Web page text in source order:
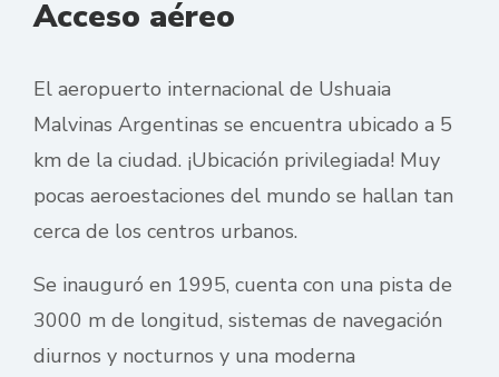
Acceso aéreo
El aeropuerto internacional de Ushuaia
Malvinas Argentinas se encuentra ubicado a 5
km de la ciudad. ¡Ubicación privilegiada! Muy
pocas aeroestaciones del mundo se hallan tan
cerca de los centros urbanos.
Se inauguró en 1995, cuenta con una pista de
3000 m de longitud, sistemas de navegación
diurnos y nocturnos y una moderna